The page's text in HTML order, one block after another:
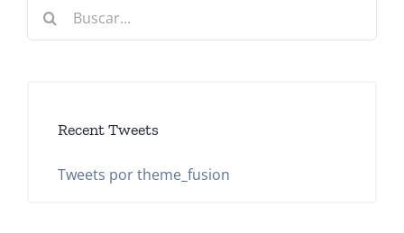
Buscar:
Recent Tweets
Tweets por theme_fusion